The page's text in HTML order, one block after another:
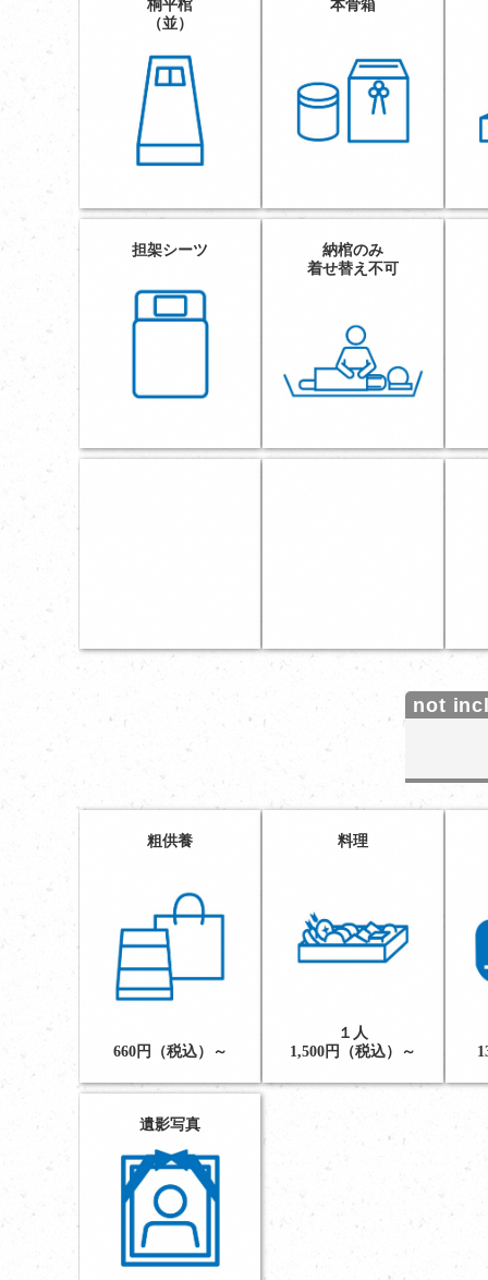
桐平棺
（並）
本骨箱
担架シーツ
納棺のみ
着せ替え不可
粗供養
660円（税込）～
料理
１人
1,500円（税込）～
遺影写真